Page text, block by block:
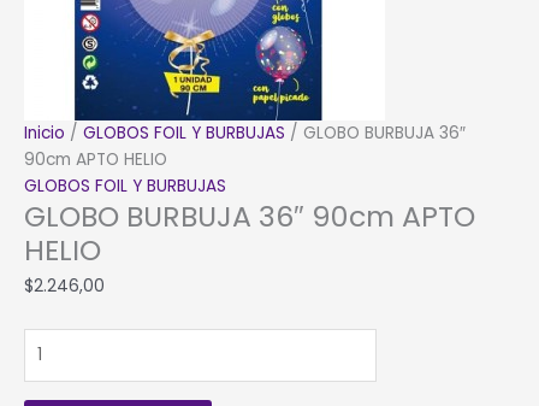
Inicio / GLOBOS FOIL Y BURBUJAS / GLOBO BURBUJA 36″
90cm APTO HELIO
GLOBOS FOIL Y BURBUJAS
GLOBO BURBUJA 36″ 90cm APTO
HELIO
$2.246,00
BURBUJA